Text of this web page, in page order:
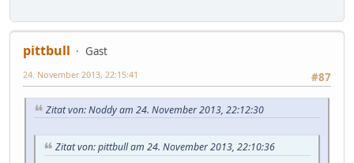
pittbull
Gast
#87
24. November 2013, 22:15:41
Zitat von: Noddy am 24. November 2013, 22:12:30
Zitat von: pittbull am 24. November 2013, 22:10:36